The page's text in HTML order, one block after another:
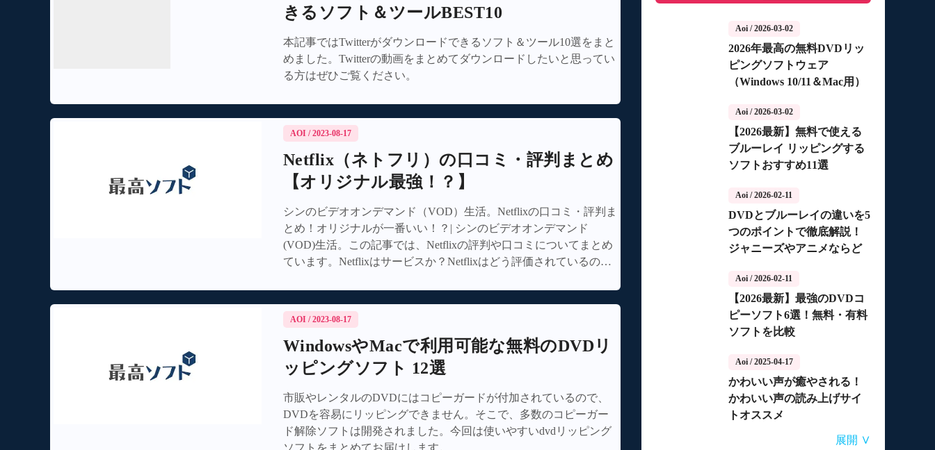
きるソフト＆ツールBEST10
本記事ではTwitterがダウンロードできるソフト＆ツール10選をまと
めました。Twitterの動画をまとめてダウンロードしたいと思ってい
る方はぜひご覧ください。
AOI / 2023-08-17
Netflix（ネトフリ）の口コミ・評判まとめ
【オリジナル最強！？】
シンのビデオオンデマンド（VOD）生活。Netflixの口コミ・評判ま
とめ！オリジナルが一番いい！？| シンのビデオオンデマンド
(VOD)生活。この記事では、Netflixの評判や口コミについてまとめ
ています。Netflixはサービスか？Netflixはどう評価されているの
ルコンテンツや海外ドラマが充実しています。Netflixの評判・口コ
ミまとめ【オリジナルが最高！】 "
AOI / 2023-08-17
WindowsやMacで利用可能な無料のDVDリ
ッピングソフト 12選
市販やレンタルのDVDにはコピーガードが付加されているので、
DVDを容易にリッピングできません。そこで、多数のコピーガー
ド解除ソフトは開発されました。今回は使いやすいdvdリッピング
ソフトをまとめてお届けします。
Aoi / 2026-03-02
2026年最高の無料DVDリッ
ピングソフトウェア
（Windows 10/11＆Mac用）
Aoi / 2026-03-02
【2026最新】無料で使える
ブルーレイ リッピングする
ソフトおすすめ11選
Aoi / 2026-02-11
DVDとブルーレイの違いを5
つのポイントで徹底解説！
ジャニーズやアニメならど
Aoi / 2026-02-11
【2026最新】最強のDVDコ
ピーソフト6選！無料・有料
ソフトを比較
Aoi / 2025-04-17
かわいい声が癒やされる！
かわいい声の読み上げサイ
トオススメ
自動音声読み上げ無料ツー
【2026年最新】合成音声の
【2026年更新】AI音声読み
【2026最新】TuneFabの使
【2026最新】ひまわり動画
展開 ∨